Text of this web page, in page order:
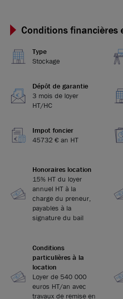
Conditions financières
Type
Stockage
Dépôt de garantie
3 mois de loyer
HT/HC
Impot foncier
45732 € an HT
Honoraires location
15% HT du loyer
annuel HT à la
charge du preneur,
payables à la
signature du bail
Conditions
particulières à la
location
Loyer de 540 000
euros HT/an avec
travaux de remise en